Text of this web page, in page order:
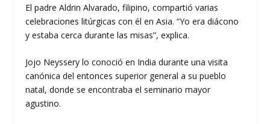
El padre Aldrin Alvarado, filipino, compartió varias
celebraciones litúrgicas con él en Asia. “Yo era diácono
y estaba cerca durante las misas”, explica.
Jojo Neyssery lo conoció en India durante una visita
canónica del entonces superior general a su pueblo
natal, donde se encontraba el seminario mayor
agustino.